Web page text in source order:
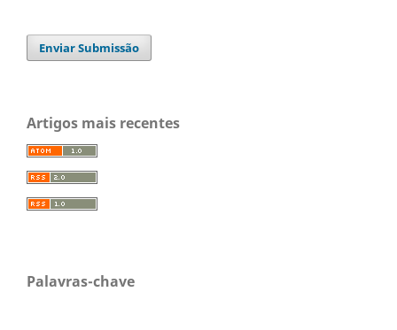
Enviar Submissão
Artigos mais recentes
Palavras-chave